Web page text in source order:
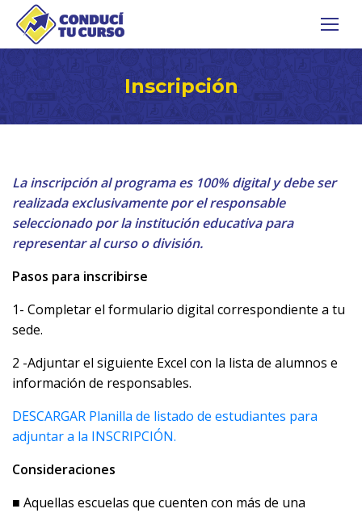
Inscripción
La inscripción al programa es 100% digital y debe ser
realizada exclusivamente por el responsable
seleccionado por la institución educativa para
representar al curso o división.
Pasos para inscribirse
1- Completar el formulario digital correspondiente a tu
sede.
2 -Adjuntar el siguiente Excel con la lista de alumnos e
información de responsables.
DESCARGAR Planilla de listado de estudiantes para
adjuntar a la INSCRIPCIÓN.
Consideraciones
■ Aquellas escuelas que cuenten con más de una